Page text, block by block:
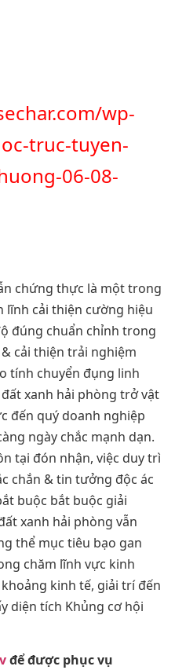
wp-
truc-tuyen-
06-08-
chứng thực là một trong
lĩnh cải thiện cường hiệu
đúng chuẩn chỉnh trong
cải thiện trải nghiệm
tính chuyển đụng linh
xanh hải phòng trở vật
đến quý doanh nghiệp
ngày chắc mạnh dạn.
tại đón nhận, việc duy trì
chắn & tin tưởng độc ác
buộc bắt buộc giải
xanh hải phòng vẫn
thể mục tiêu bạo gan
chăm lĩnh vực kinh
kinh tế, giải trí đến
diện tích Khủng cơ hội
để được phục vụ